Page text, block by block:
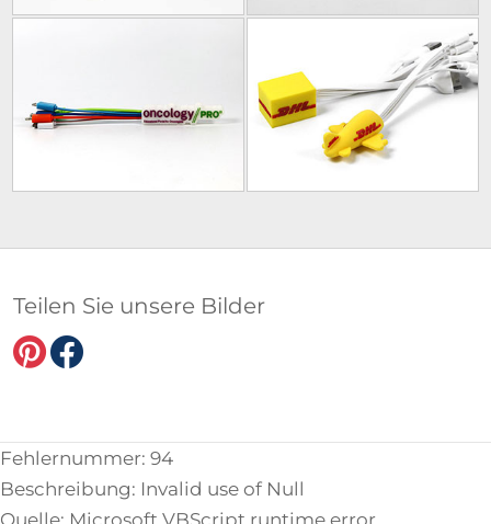
Teilen Sie unsere Bilder
Fehlernummer: 94
Beschreibung: Invalid use of Null